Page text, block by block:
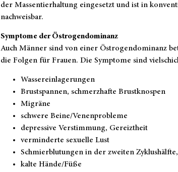
der Massentierhaltung eingesetzt und ist in
nachweisbar.
Symptome der Östrogendominanz
Auch Männer sind von einer Östrogendominanz
die Folgen für Frauen. Die Symptome sind
Wassereinlagerungen
Brustspannen, schmerzhafte Brustknospen
Migräne
schwere Beine/Venenprobleme
depressive Verstimmung, Gereiztheit
verminderte sexuelle Lust
Schmierblutungen in der zweiten
kalte Hände/Füße